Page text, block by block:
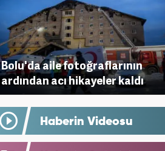
Bolu'da aile fotoğraflarının
ardından acı hikayeler kaldı
Haberin Videosu